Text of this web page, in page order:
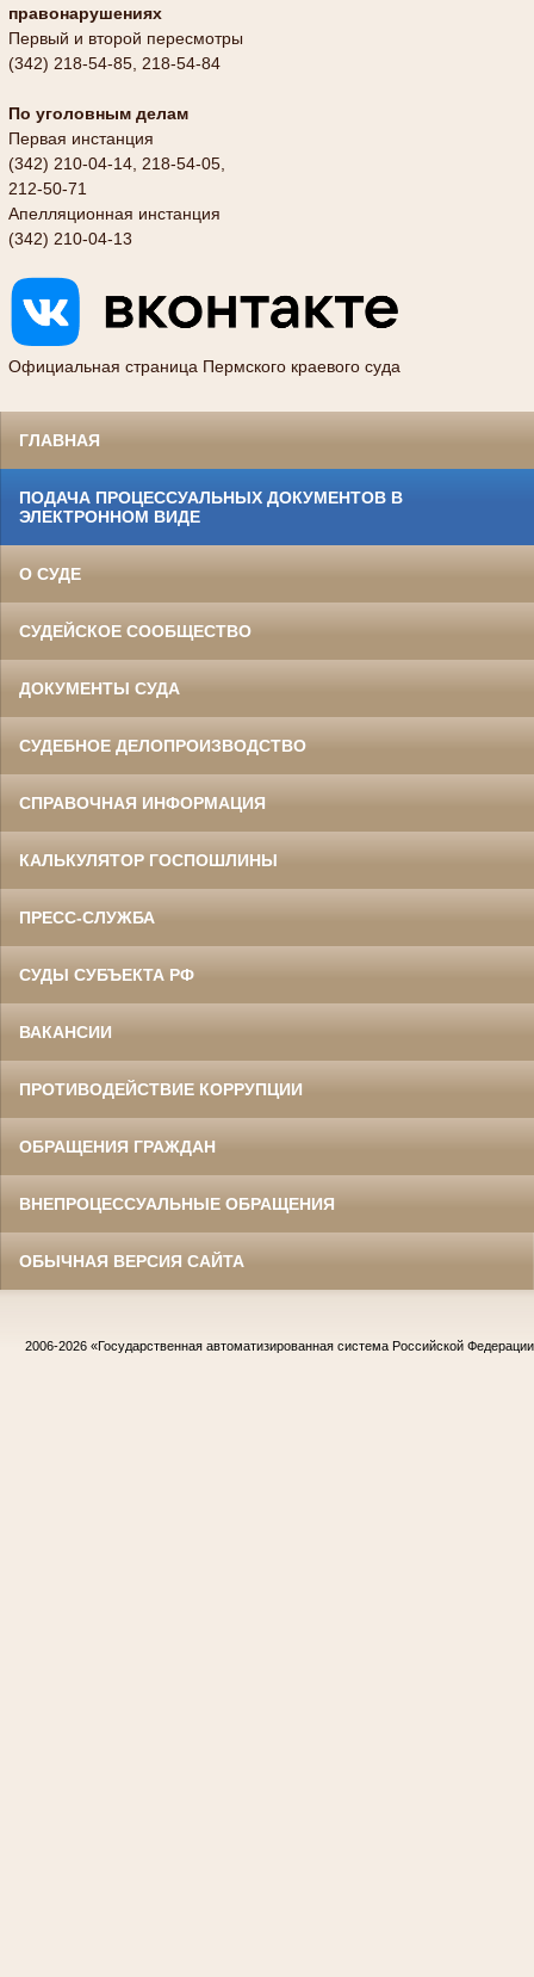
правонарушениях
Первый и второй пересмотры
(342) 218-54-85, 218-54-84
По уголовным делам
Первая инстанция
(342) 210-04-14, 218-54-05,
212-50-71
Апелляционная инстанция
(342) 210-04-13
Официальная страница Пермского краевого суда
ГЛАВНАЯ
ПОДАЧА ПРОЦЕССУАЛЬНЫХ ДОКУМЕНТОВ В
ЭЛЕКТРОННОМ ВИДЕ
О СУДЕ
СУДЕЙСКОЕ СООБЩЕСТВО
ДОКУМЕНТЫ СУДА
СУДЕБНОЕ ДЕЛОПРОИЗВОДСТВО
СПРАВОЧНАЯ ИНФОРМАЦИЯ
КАЛЬКУЛЯТОР ГОСПОШЛИНЫ
ПРЕСС-СЛУЖБА
СУДЫ СУБЪЕКТА РФ
ВАКАНСИИ
ПРОТИВОДЕЙСТВИЕ КОРРУПЦИИ
ОБРАЩЕНИЯ ГРАЖДАН
ВНЕПРОЦЕССУАЛЬНЫЕ ОБРАЩЕНИЯ
ОБЫЧНАЯ ВЕРСИЯ САЙТА
2006-2026 «Государственная автоматизированная система Российской